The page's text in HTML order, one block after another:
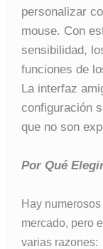
personalizar
mouse. Con
sensibilidad,
funciones de
La interfaz
configuración
que no son
Por Qué
Hay
mercado, pero
varias razones: